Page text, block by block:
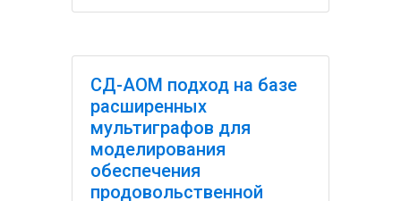
СД-АОМ подход на базе
расширенных
мультиграфов для
моделирования
обеспечения
продовольственной